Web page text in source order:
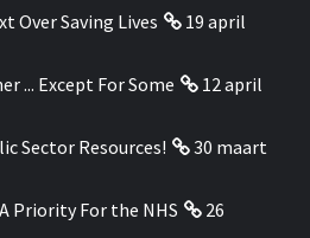
Over Saving Lives
19 april
... Except For Some
12 april
Sector Resources!
30 maart
Priority For the NHS
26